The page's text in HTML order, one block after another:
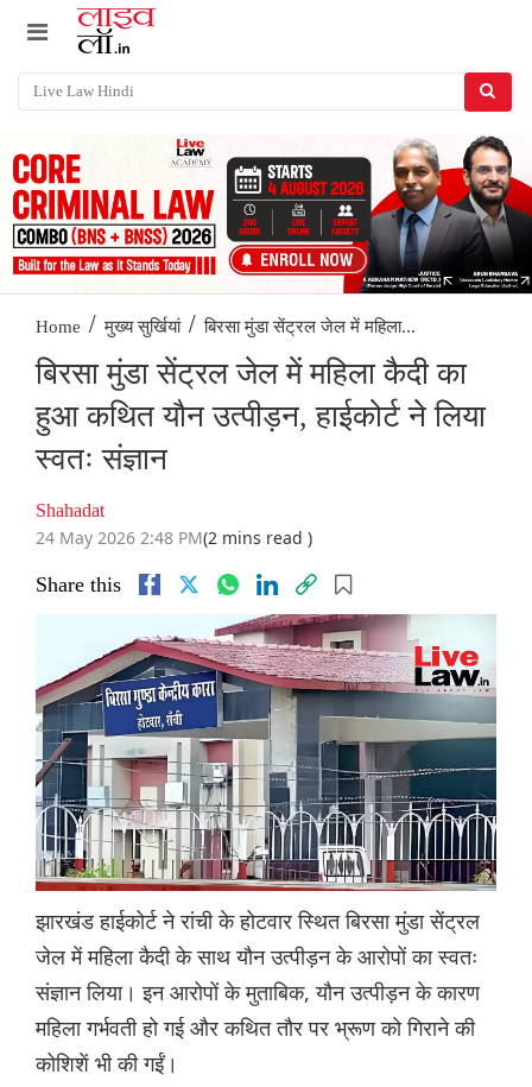
Home / मुख्य सुर्खियां / बिरसा मुंडा सेंट्रल जेल में महिला...
बिरसा मुंडा सेंट्रल जेल में महिला कैदी का
हुआ कथित यौन उत्पीड़न, हाईकोर्ट ने लिया
स्वतः संज्ञान
Shahadat
24 May 2026 2:48 PM(2 mins read )
Share this
झारखंड हाईकोर्ट ने रांची के होटवार स्थित बिरसा मुंडा सेंट्रल
जेल में महिला कैदी के साथ यौन उत्पीड़न के आरोपों का स्वतः
संज्ञान लिया। इन आरोपों के मुताबिक, यौन उत्पीड़न के कारण
महिला गर्भवती हो गई और कथित तौर पर भ्रूण को गिराने की
कोशिशें भी की गईं।